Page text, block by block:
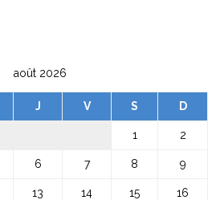
août 2026
J V S D
1 2
6 7 8 9
13 14 15 16